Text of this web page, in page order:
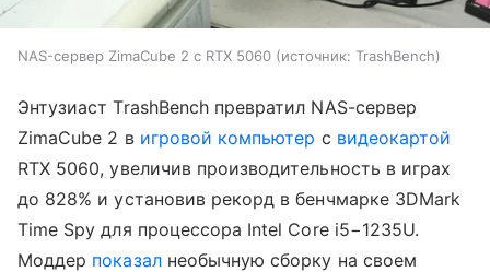
NAS-сервер ZimaCube 2 с RTX 5060 источник: TrashBench
Энтузиаст TrashBench превратил NAS-сервер
ZimaCube 2 в игровой компьютер с видеокартой
RTX 5060, увеличив производительность в играх
до 828% и установив рекорд в бенчмарке 3DMark
Time Spy для процессора Intel Core i5−1235U.
Моддер показалнеобычную сборку на своем